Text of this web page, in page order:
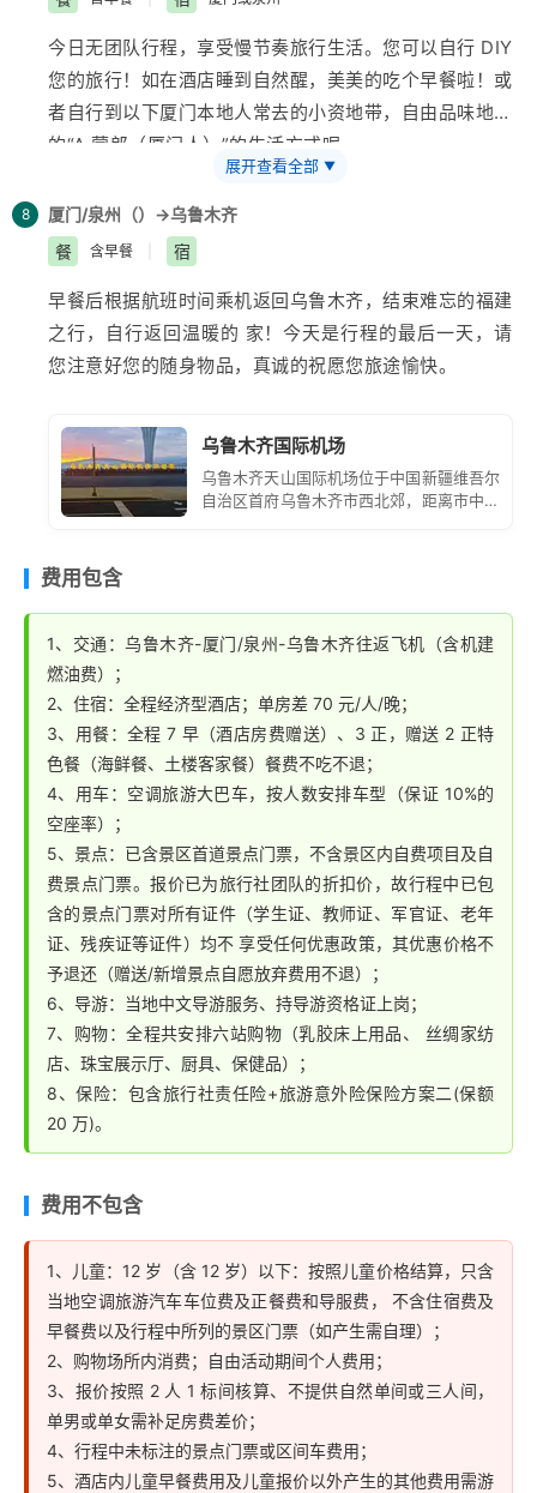
白瓷，青花瓷，珊瑚，古董字画而且可以身临其境的了解
国家
非物质文化！
【“厦门网红围楼”山海健康步道】
沙滩，登网红围楼空中步道沿线串联筼筜湖、狐尾山、仙
岳山、园山、薛岭山、虎头山、金山、湖边水库、五缘
湾、虎仔山、观音山等岛内的“八山三水”。健康步道串联
起厦门岛中北部重要生态节点，形成贯穿本岛东西方向的
山海步行通廊。
后参加【筼筜雅游】
“太阳能高端游艇”，游船从白鹭女神码头出发途径最美湖
心岛、咖啡一条街、金砖元首会晤筼筜书院、入住的凯宾
斯基大酒店。
游艇轻松地漂在水上吹着清爽微风，听着水里的鱼声、舒
缓的音乐，赏岸边千亿打造金砖夜景，与亲朋好友惬意叙
聊，静坐观景于浪漫鹭岛夜色里。
白城沙滩自由活动，白城沙滩位于环岛南路，环境优美，
交通方便，当地市民和各地 旅客都喜欢在此游玩。
前世界上最专业、最先进的复合型国 际马戏场馆为观众
展现一场又一场精彩绝伦的华丽演出。观看大型史诗巨
作： 你好花木兰融合了沙 画艺术、中国功夫、滑稽表
演、杂技、舞蹈、变脸、魔术、极
限运动、声乐等多种艺术门类，为大 家带来一场艺术文
王国】灵玲野生动物王国是集动物展示、互动、零距离
接触体验及动物行为展示的动物互动乐园，动物们闲 庭
信步，游客可享受零距离的接触和互动体验，白虎扑食、
兽”羊驼，又有灵巧的鹦鹉，还有狂野的棕熊老虎…… 动
物王国总占地面积 350 亩， 这里有来自世界各地的数十
种珍稀动物，位于其中的“神兽乐园”包括白虎园、马术体
验营、鹦鹉馆、野象谷等多个主题动物生态场馆面 向游
客开放，不仅让观赏者赏心悦目，留连忘返， 让人感受
到大自然的浓浓爱意。
行程结束后返回酒店休息。
田鸟类也将继续在这儿生息鸣唱。游客可以坐在水榭的观
景阳台上远看五桥如环相映，可以漫步在木栈道上看湖上
芦苇飘摇、睡莲盛开，可以在湖心鸟岛上看水鸟在氤氲雾
气中起落飞翔，可以在木栈平台上享受垂钓的乐趣。
鳌园位于厦门市集美区集美学村东南角海滨。鳌园分门
内就是一条长 50 米的门廊，两厢墙上镌刻着 40 幅古今
历史人物的青石浮雕，立体化连环雕像，许多人物千姿百
漫卷的红旗，薄如纸片，高举的干戈，细如笔箸，巧夺天
工， 人间奇迹。
后游览【白鹭洲公园】 位于筼筜湖之中，是厦门的全开
公园和西公园两部分，园内有白鹭女神雕像，音乐喷泉广
场和音乐露天广场。
今日无团队行程，享受慢节奏旅行生活。您可以自行 DIY
您的旅行！如在酒店睡到自然醒，美美的吃个早餐啦！或
者自行到以下厦门本地人常去的小资地带，自由品味地道
的“A 蒙郎（厦门人）”的生活方式呢。
以下景点纯属推荐、需自行前往哟：
酒吧推荐→沙坡尾酒吧：厦门大学西大门出，走路 5-10
分钟左右即到，这里是老厦门渔民生活的缩影，有着浓浓
的市井味，也带着文艺青年喜欢的艺术范验老厦门风景，
是接地气的文青新圣地；喜欢海鲜的朋友一定要去，各种
海鲜应有尽有，鲜活可口，记得讲价钱哦。海鲜买好后，
带到附近的餐厅付费加工即可~
“鼓浪屿”“中秋”四大主题车厢的全国首条海景地铁；可穿
梭高楼闹市、跨越大海高桥、可谓站站都是美景、步步都
有惊喜。
展开查看全部 ▼
8 厦门/泉州（）→乌鲁木齐
餐
含早餐 宿
早餐后根据航班时间乘机返回乌鲁木齐，结束难忘的福建
之行，自行返回温暖的 家！今天是行程的最后一天，请
您注意好您的随身物品，真诚的祝愿您旅途愉快。
乌鲁木齐国际机场
乌鲁木齐天山国际机场位于中国新疆维吾尔
自治区首府乌鲁木齐市西北郊，距离市中心
费用包含
1、交通：乌鲁木齐-厦门/泉州-乌鲁木齐往返飞机（含机建
燃油费）；
2、住宿：全程经济型酒店；单房差 70 元/人/晚；
3、用餐：全程 7 早（酒店房费赠送）、3 正，赠送 2 正特
色餐（海鲜餐、土楼客家餐）餐费不吃不退；
4、用车：空调旅游大巴车，按人数安排车型（保证 10%的
空座率）；
5、景点：已含景区首道景点门票，不含景区内自费项目及自
费景点门票。报价已为旅行社团队的折扣价，故行程中已包
含的景点门票对所有证件（学生证、教师证、军官证、老年
证、残疾证等证件）均不 享受任何优惠政策，其优惠价格不
予退还（赠送/新增景点自愿放弃费用不退）；
6、导游：当地中文导游服务、持导游资格证上岗；
7、购物：全程共安排六站购物（乳胶床上用品、 丝绸家纺
店、珠宝展示厅、厨具、保健品）；
8、保险：包含旅行社责任险+旅游意外险保险方案二(保额
20 万)。
费用不包含
1、儿童：12 岁（含 12 岁）以下：按照儿童价格结算，只含
当地空调旅游汽车车位费及正餐费和导服费， 不含住宿费及
早餐费以及行程中所列的景区门票（如产生需自理）；
2、购物场所内消费；自由活动期间个人费用；
3、报价按照 2 人 1 标间核算、不提供自然单间或三人间，
单男或单女需补足房费差价；
4、行程中未标注的景点门票或区间车费用；
5、酒店内儿童早餐费用及儿童报价以外产生的其他费用需游